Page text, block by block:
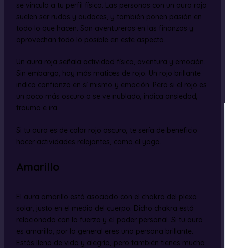
se vincula a tu perfil físico. Las personas con un aura roja
suelen ser rudas y audaces, y también ponen pasión en
todo lo que hacen. Son aventureros en las finanzas y
aprovechan todo lo posible en este aspecto.
Un aura roja señala actividad física, aventura y emoción.
Sin embargo, hay más matices de rojo. Un rojo brillante
indica confianza en sí mismo y emoción. Pero si el rojo es
un poco más oscuro o se ve nublado, indica ansiedad,
trauma e ira.
Si tu aura es de color rojo oscuro, te sería de beneficio
hacer actividades relajantes, como el yoga.
Amarillo
El aura amarillo está asociado con el chakra del plexo
solar, justo en el medio del cuerpo. Dicho chakra está
relacionado con la fuerza y el poder personal. Si tu aura
es amarilla, por lo general eres una persona brillante.
Estás lleno de vida y alegría, pero también tienes mucha